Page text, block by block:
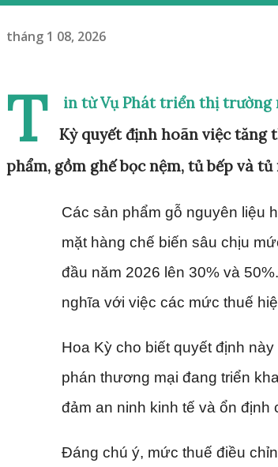
tháng 1 08, 2026
T
in từ Vụ Phát triển thị trường
Kỳ quyết định hoãn việc tăng
phẩm, gồm ghế bọc nệm, tủ bếp và tủ
Các sản phẩm gỗ nguyên liệu
mặt hàng chế biến sâu chịu
đầu năm 2026 lên 30% và
nghĩa với việc các mức thuế
Hoa Kỳ cho biết quyết định
phán thương mại đang triển
đảm an ninh kinh tế và ổn định
Đáng chú ý, mức thuế điều